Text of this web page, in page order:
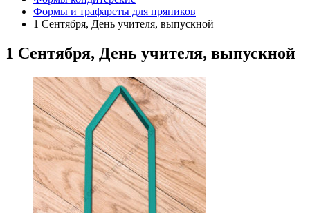
Формы и трафареты для пряников
1 Сентября, День учителя, выпускной
1 Сентября, День учителя, выпускной